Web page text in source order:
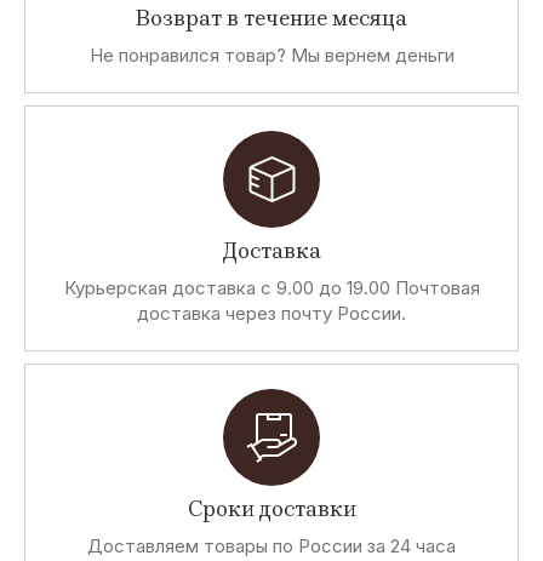
Возврат в течение месяца
Не понравился товар? Мы вернем деньги
Доставка
Курьерская доставка с 9.00 до 19.00 Почтовая
доставка через почту России.
Сроки доставки
Доставляем товары по России за 24 часа